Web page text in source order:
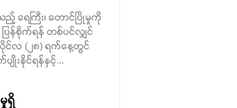
ရေကြီး၊ တောင်ပြိုမှုကို
န်စိုက်ရန် တစ်ပင်လျှင်
လိုင်လ (၂၈) ရက်နေ့တွင်
းနိုင်ရန်နှင့်...
ရှိ